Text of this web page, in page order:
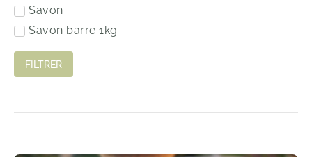
Savon
Savon barre 1kg
FILTRER